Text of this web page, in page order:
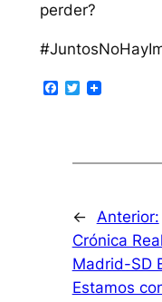
perder?
Facebook
Twitter
←
Anterior:
Crónica Real
Madrid-SD
Estamos